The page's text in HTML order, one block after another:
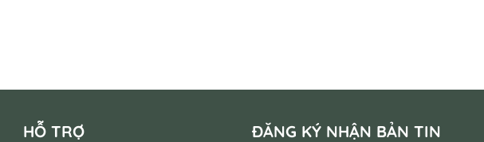
HỖ TRỢ ĐĂNG KÝ NHẬN BẢN TIN